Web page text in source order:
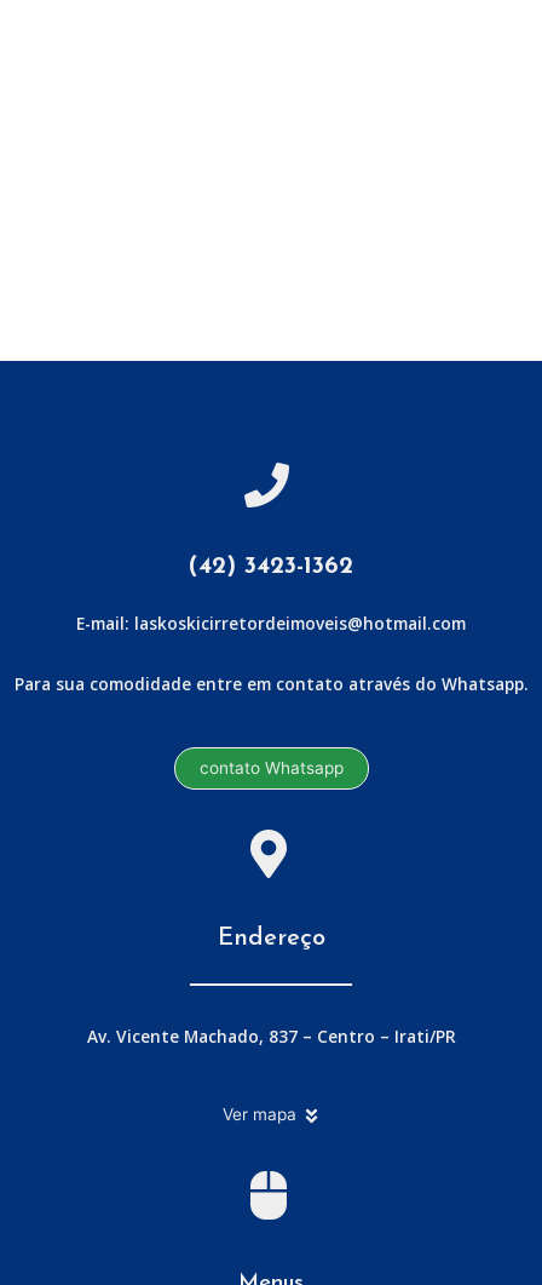
(42) 3423-1362
E-mail: laskoskicirretordeimoveis@hotmail.com
Para sua comodidade entre em contato através do Whatsapp.
contato Whatsapp
Endereço
Av. Vicente Machado, 837 – Centro – Irati/PR
Ver mapa